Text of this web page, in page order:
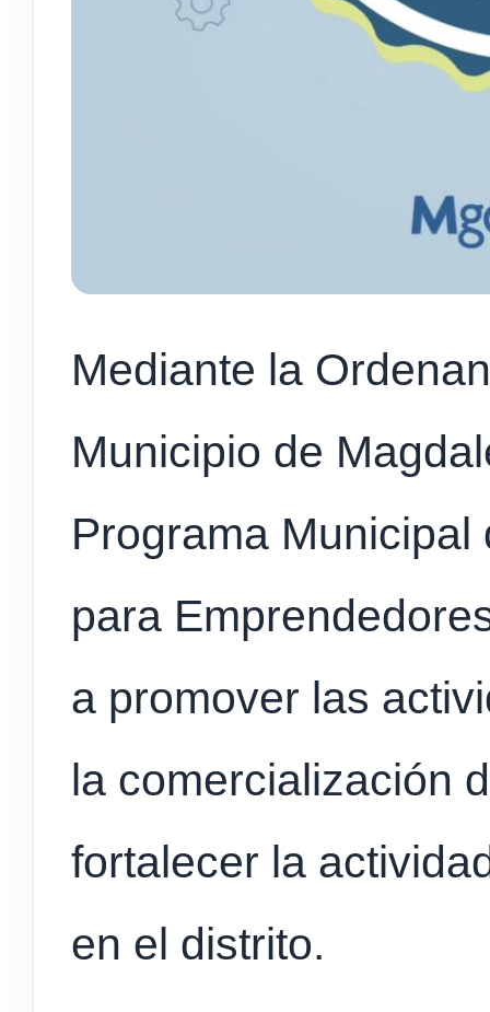
Mediante la
Municipio de
Programa
para
a promover las
la comercialización
fortalecer la
en el distrito.